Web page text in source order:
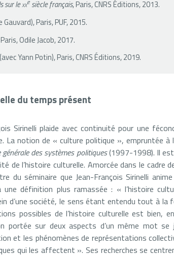
sur lexxe siècle français, Paris, CNRS Éditions, 2013.
Paris, PUF, 2015.
Odile Jacob, 2017.
Yann Potin), Paris, CNRS Éditions, 2019.
du temps présent
Sirinelli plaide avec continuité pour une
La notion de « culture politique », empruntée à
des systèmes politiques(1997-1998). Il est
de l’histoire culturelle. Amorcée dans le cadre
du séminaire que Jean-François Sirinelli
définition plus ramassée : « l’histoire
d’une société, le sens étant entendu tout à
possibles de l’histoire culturelle est bien,
portée sur deux aspects d’un même mot
et les phénomènes de représentations
qui les affectent ». Ses recherches se